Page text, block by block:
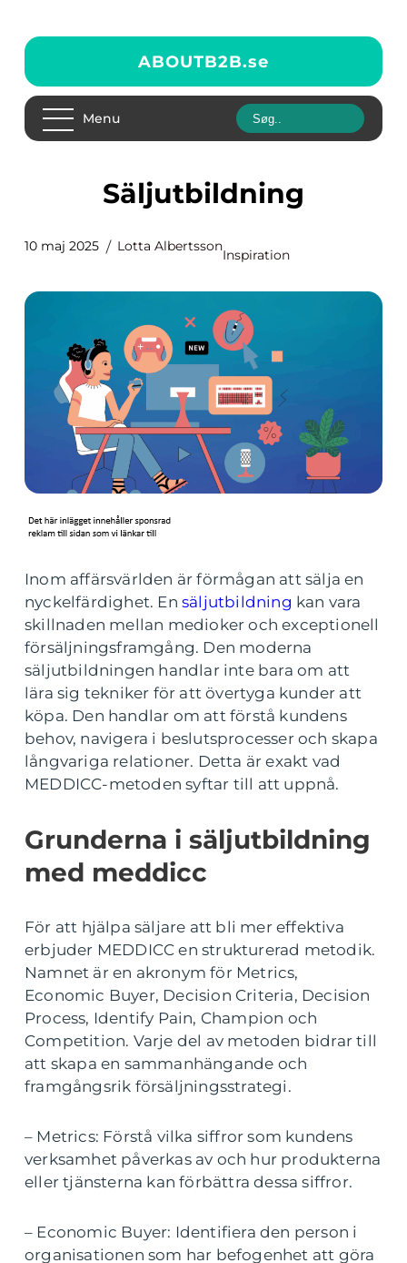
ABOUTB2B.se
Menu
Säljutbildning
10 maj 2025 Lotta Albertsson
Inspiration
Inom affärsvärlden är förmågan att sälja en
nyckelfärdighet. En säljutbildning kan vara
skillnaden mellan medioker och exceptionell
försäljningsframgång. Den moderna
säljutbildningen handlar inte bara om att
lära sig tekniker för att övertyga kunder att
köpa. Den handlar om att förstå kundens
behov, navigera i beslutsprocesser och skapa
långvariga relationer. Detta är exakt vad
MEDDICC-metoden syftar till att uppnå.
Grunderna i säljutbildning
med meddicc
För att hjälpa säljare att bli mer effektiva
erbjuder MEDDICC en strukturerad metodik.
Namnet är en akronym för Metrics,
Economic Buyer, Decision Criteria, Decision
Process, Identify Pain, Champion och
Competition. Varje del av metoden bidrar till
att skapa en sammanhängande och
framgångsrik försäljningsstrategi.
– Metrics: Förstå vilka siffror som kundens
verksamhet påverkas av och hur produkterna
eller tjänsterna kan förbättra dessa siffror.
– Economic Buyer: Identifiera den person i
organisationen som har befogenhet att göra